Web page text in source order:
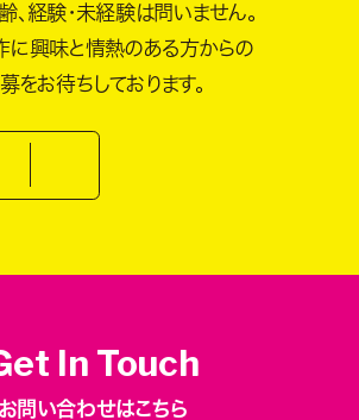
、経験・未経験は問いません。
に興味と情熱のある方からの
をお待ちしております。
In Touch
お問い合わせはこちら